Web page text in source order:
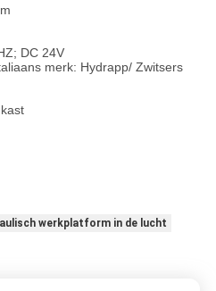
DC 24V
merk: Hydrapp/ Zwitsers
werkplatform in de lucht